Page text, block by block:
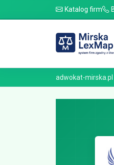
Katalog firm
adwokat-mirska.pl